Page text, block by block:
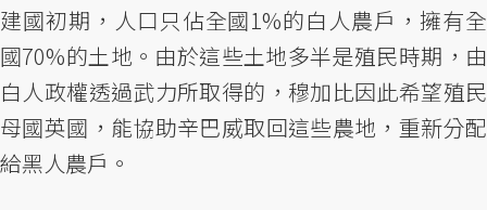
建國初期，人口只佔全國1%的白人農戶，擁有全
國70%的土地。由於這些土地多半是殖民時期，由
白人政權透過武力所取得的，穆加比因此希望殖民
母國英國，能協助辛巴威取回這些農地，重新分配
給黑人農戶。